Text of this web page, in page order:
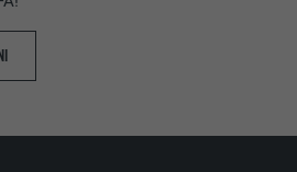
da Facebook per visualizzare una
prodotti promozionali, per esempio
tempo reale di inserzionisti terzi.